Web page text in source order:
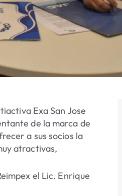
Exa San Jose
de la marca de
a sus socios la
atractivas,
el Lic. Enrique